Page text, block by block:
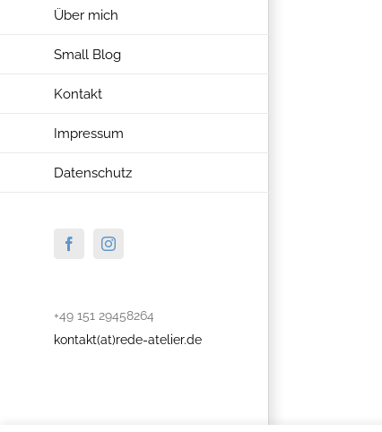
Über mich
Small Blog
Kontakt
Impressum
Datenschutz
FacebookInstagram
+49 151 29458264
kontakt(at)rede-atelier.de